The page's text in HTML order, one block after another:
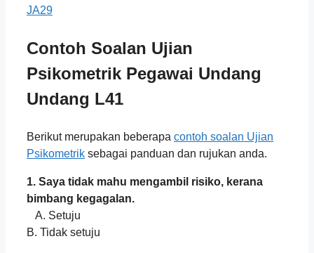
JA29
Contoh Soalan Ujian
Psikometrik Pegawai Undang
Undang L41
Berikut merupakan beberapa contoh soalan Ujian
Psikometrik sebagai panduan dan rujukan anda.
1. Saya tidak mahu mengambil risiko, kerana
bimbang kegagalan.
A. Setuju
B. Tidak setuju